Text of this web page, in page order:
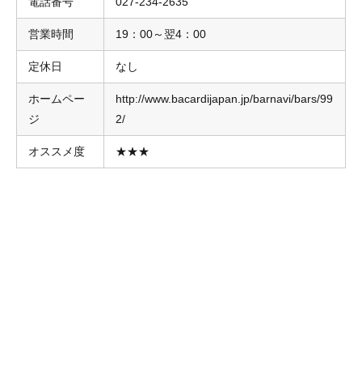
営業時間 19：00～翌4：00
定休日 なし
ホームペー
ジ
http://www.bacardijapan.jp/barnavi/bars/99
2/
オススメ度 ★★★